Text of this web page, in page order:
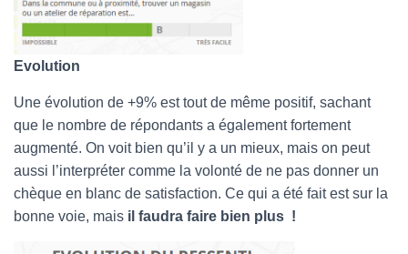
Evolution
Une évolution de +9% est tout de même positif, sachant
que le nombre de répondants a également fortement
augmenté. On voit bien qu’il y a un mieux, mais on peut
aussi l’interpréter comme la volonté de ne pas donner un
chèque en blanc de satisfaction. Ce qui a été fait est sur la
bonne voie, mais il faudra faire bien plus !